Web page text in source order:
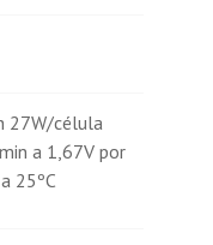
27W/célula
a 1,67V por
25ºC